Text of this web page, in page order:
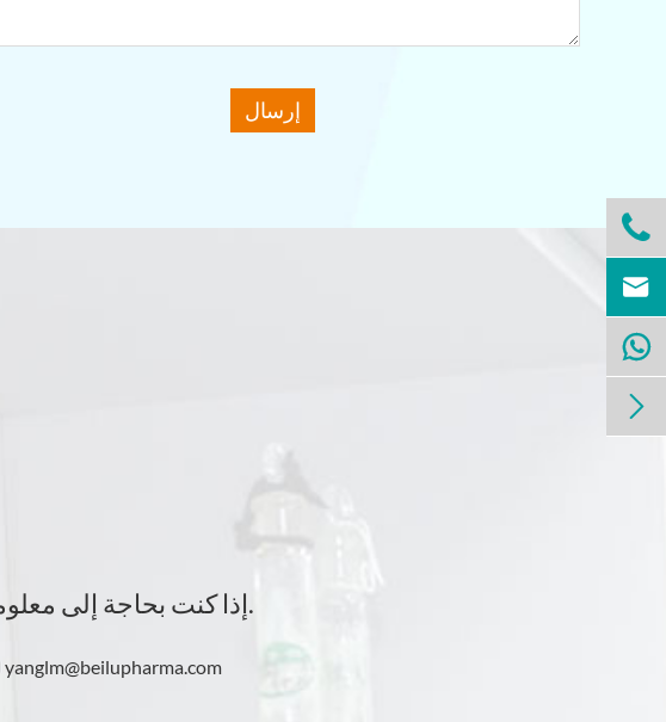
إرسال
إذا كنت بحاجة إلى معلومات أو عروض أسعار حول الأدوية، يرجى استشارتنا.
yanglm@beilupharma.com



